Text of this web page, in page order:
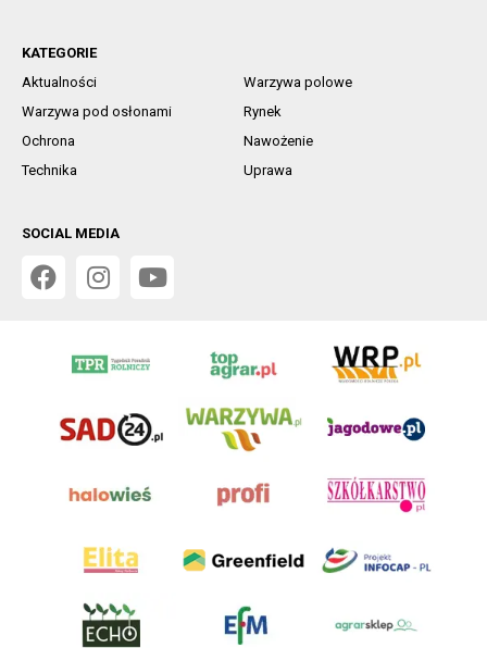
KATEGORIE
Aktualności
Warzywa polowe
Warzywa pod osłonami
Rynek
Ochrona
Nawożenie
Technika
Uprawa
SOCIAL MEDIA